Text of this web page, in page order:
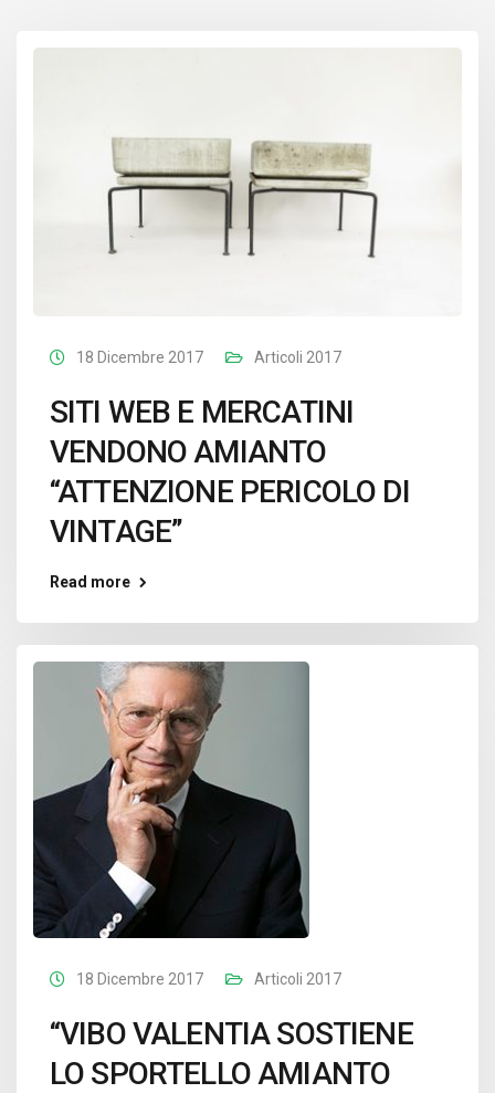
18 Dicembre 2017 Articoli 2017
SITI WEB E MERCATINI
VENDONO AMIANTO
“ATTENZIONE PERICOLO DI
VINTAGE”
Read more
18 Dicembre 2017 Articoli 2017
“VIBO VALENTIA SOSTIENE
LO SPORTELLO AMIANTO